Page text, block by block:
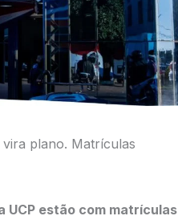
plano. Matrículas
UCP estão com matrículas